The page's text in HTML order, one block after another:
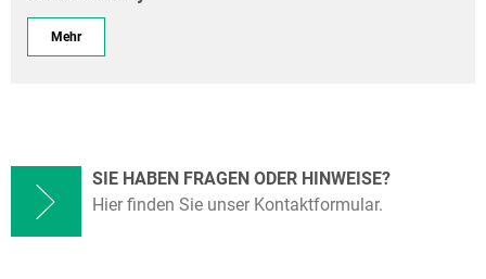
Mehr
SIE HABEN FRAGEN ODER HINWEISE?
Hier finden Sie unser Kontaktformular.